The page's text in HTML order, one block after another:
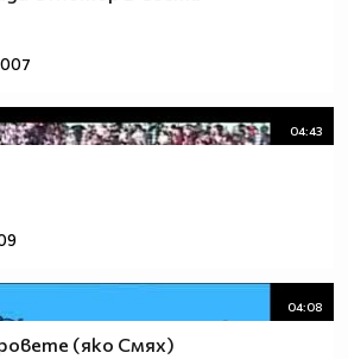
04:43
04:08
(яко Смях)